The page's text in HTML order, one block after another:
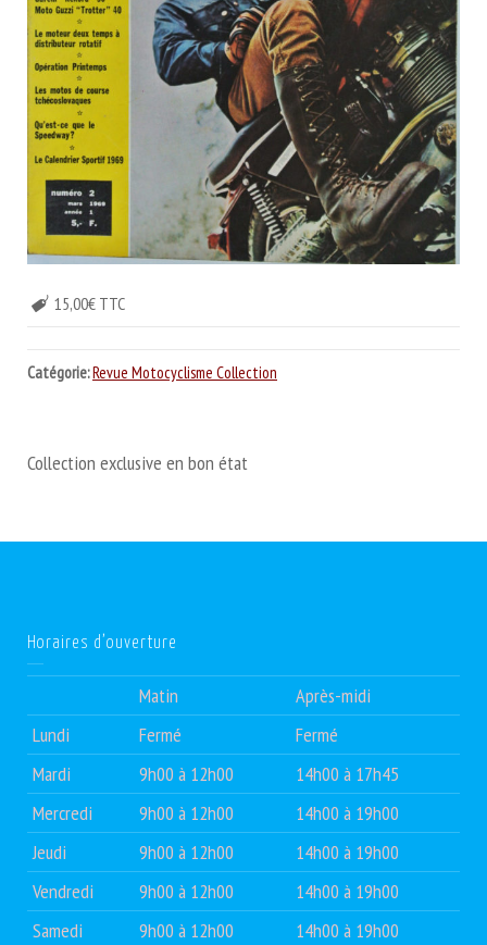
15,00€ TTC
Catégorie:Revue Motocyclisme Collection
Collection exclusive en bon état
Horaires d’ouverture
Matin
Après-midi
Lundi
Fermé
Fermé
Mardi
9h00 à 12h00
14h00 à 17h45
Mercredi
9h00 à 12h00
14h00 à 19h00
Jeudi
9h00 à 12h00
14h00 à 19h00
Vendredi
9h00 à 12h00
14h00 à 19h00
Samedi
9h00 à 12h00 14h00 à 19h00